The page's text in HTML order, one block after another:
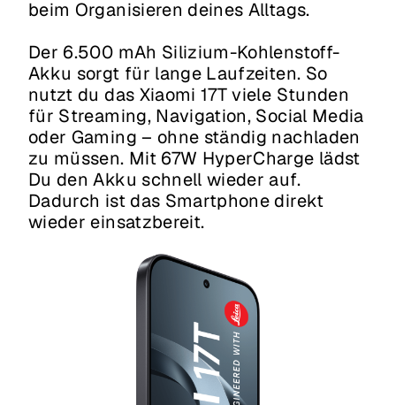
beim Organisieren deines Alltags.
Der 6.500 mAh Silizium-Kohlenstoff-
Akku sorgt für lange Laufzeiten. So
nutzt du das Xiaomi 17T viele Stunden
für Streaming, Navigation, Social Media
oder Gaming – ohne ständig nachladen
zu müssen. Mit 67W HyperCharge lädst
Du den Akku schnell wieder auf.
Dadurch ist das Smartphone direkt
wieder einsatzbereit.